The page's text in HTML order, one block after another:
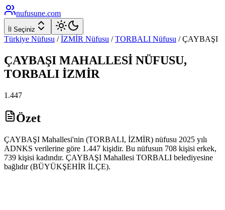
nufusune.com
İl Seçiniz
Türkiye Nüfusu / İZMİR Nüfusu / TORBALI Nüfusu /ÇAYBAŞI
ÇAYBAŞI MAHALLESİ NÜFUSU,
TORBALI İZMİR
1.447
Özet
ÇAYBAŞI Mahallesi'nin (TORBALI, İZMİR) nüfusu 2025 yılı
ADNKS verilerine göre 1.447 kişidir. Bu nüfusun 708 kişisi erkek,
739 kişisi kadındır. ÇAYBAŞI Mahallesi TORBALI belediyesine
bağlıdır (BÜYÜKŞEHİR İLÇE).